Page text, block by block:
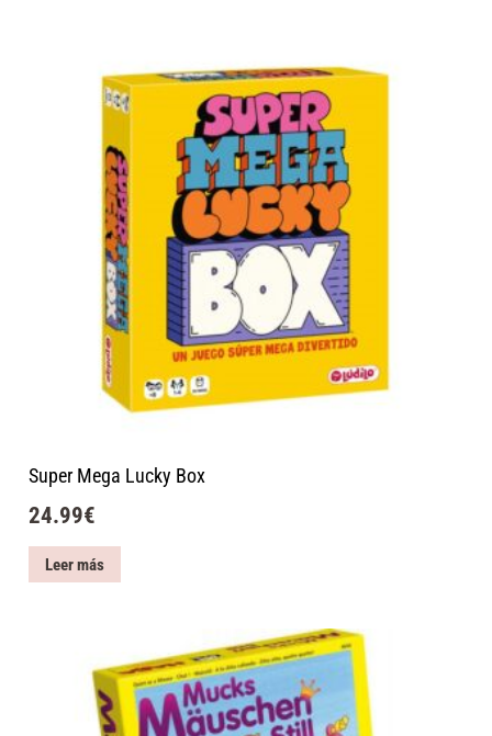
Super Mega Lucky Box
24.99€
Leer más